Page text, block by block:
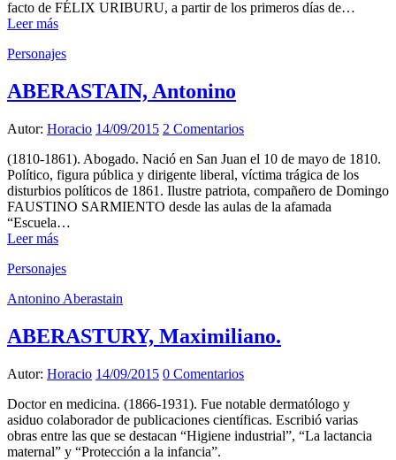
facto de FÉLIX URIBURU, a partir de los primeros días de…
Leer más
Personajes
ABERASTAIN, Antonino
Autor: Horacio 14/09/2015 2 Comentarios
(1810-1861). Abogado. Nació en San Juan el 10 de mayo de 1810.
Político, figura pública y dirigente liberal, víctima trágica de los
disturbios políticos de 1861. Ilustre patriota, compañero de Domingo
FAUSTINO SARMIENTO desde las aulas de la afamada
“Escuela…
Leer más
Personajes
Antonino Aberastain
ABERASTURY, Maximiliano.
Autor: Horacio 14/09/2015 0 Comentarios
Doctor en medicina. (1866-1931). Fue notable dermatólogo y
asiduo colaborador de publicaciones científicas. Escribió varias
obras entre las que se destacan “Higiene industrial”, “La lactancia
maternal” y “Protección a la infancia”.